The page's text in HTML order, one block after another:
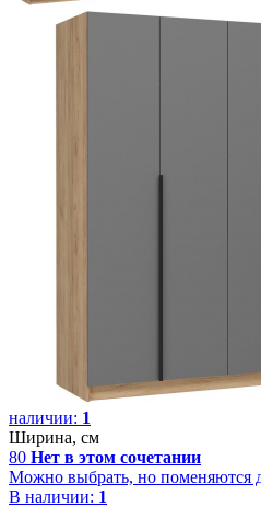
наличии: 1
Ширина, см
80 Нет в этом сочетании
Можно выбрать, но поменяются
В наличии: 1